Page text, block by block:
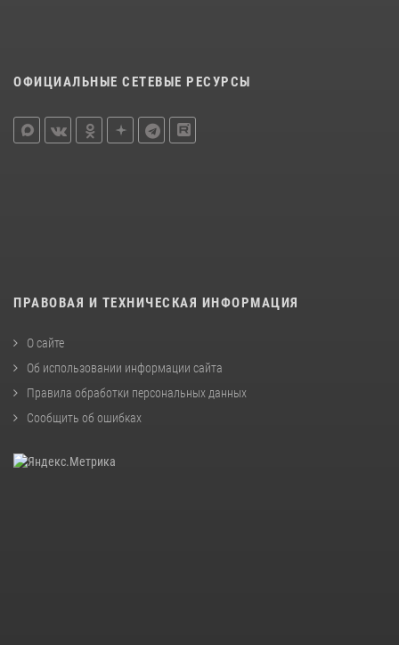
ОФИЦИАЛЬНЫЕ СЕТЕВЫЕ РЕСУРСЫ
ПРАВОВАЯ И ТЕХНИЧЕСКАЯ ИНФОРМАЦИЯ
О сайте
Об использовании информации сайта
Правила обработки персональных данных
Сообщить об ошибках